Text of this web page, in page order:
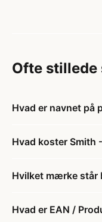
Ofte stillede
Hvad er navnet på
Hvad koster Smith
Hvilket mærke står
Hvad er EAN /